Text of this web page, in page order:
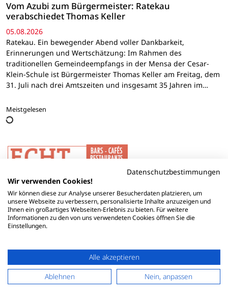
Vom Azubi zum Bürgermeister: Ratekau
verabschiedet Thomas Keller
05.08.2026
Ratekau. Ein bewegender Abend voller Dankbarkeit,
Erinnerungen und Wertschätzung: Im Rahmen des
traditionellen Gemeindeempfangs in der Mensa der Cesar-
Klein-Schule ist Bürgermeister Thomas Keller am Freitag, dem
31. Juli nach drei Amtszeiten und insgesamt 35 Jahren im…
Meistgelesen
Datenschutzbestimmungen
Wir verwenden Cookies!
Wir können diese zur Analyse unserer Besucherdaten platzieren, um
unsere Webseite zu verbessern, personalisierte Inhalte anzuzeigen und
Ihnen ein großartiges Webseiten-Erlebnis zu bieten. Für weitere
Informationen zu den von uns verwendeten Cookies öffnen Sie die
Einstellungen.
Alle akzeptieren
Ablehnen
Nein, anpassen